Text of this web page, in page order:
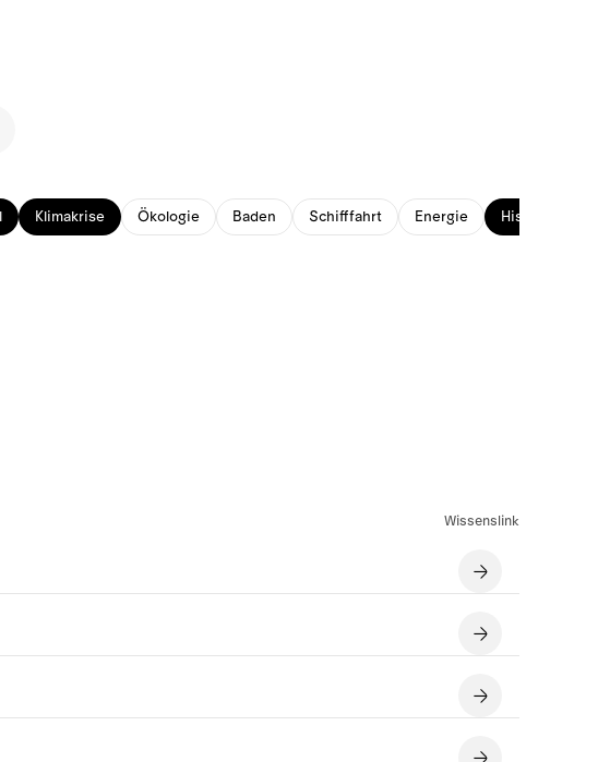
Klimakrise Ökologie Baden Schifffahrt Energie Historisches
Wissenslink